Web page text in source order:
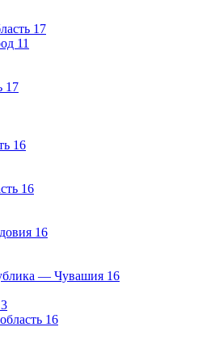
17
11
17
16
16
16
— Чувашия 16
3
16